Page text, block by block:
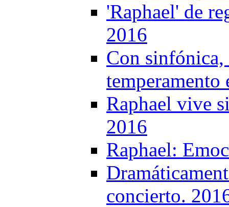
'Raphael' de
2016
Con sinfónica,
Raphael vive
2016
Raphael:
concierto.